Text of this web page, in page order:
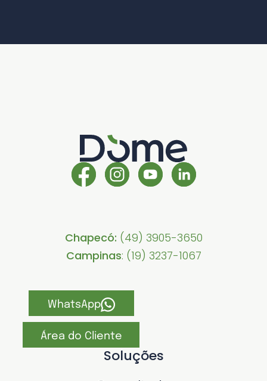
WhatsApp
Área do Cliente
Chapecó: (49) 3905-3650
Campinas: (19) 3237-1067
Soluções